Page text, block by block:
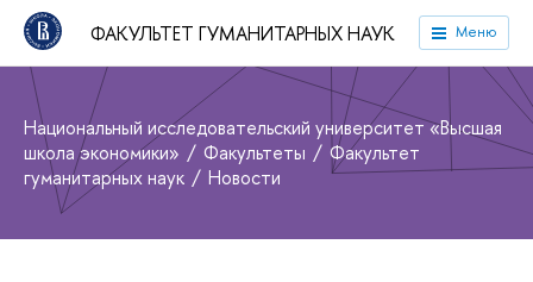
ФАКУЛЬТЕТ ГУМАНИТАРНЫХ НАУК Меню
Национальный исследовательский университет «Высшая
школа экономики»
Факультеты
Факультет
гуманитарных наук
Новости